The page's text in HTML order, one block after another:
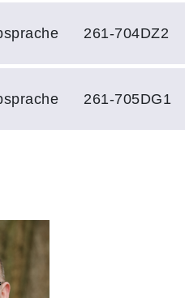
261-704DZ2
261-705DG1